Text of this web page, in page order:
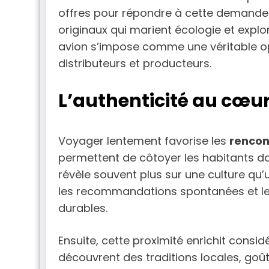
offres pour répondre à cette
originaux qui marient écologie et
avion s’impose comme une véritable
distributeurs et producteurs.
L’authenticité au
Voyager lentement favorise les
permettent de côtoyer les habitants
révèle souvent plus sur une culture
les recommandations spontanées et
durables.
Ensuite, cette proximité enrichit
découvrent des traditions locales,